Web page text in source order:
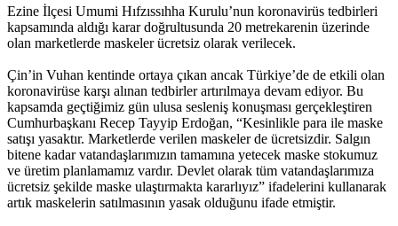
Ezine İlçesi Umumi Hıfzıssıhha Kurulu’nun koronavirüs tedbirleri
kapsamında aldığı karar doğrultusunda 20 metrekarenin üzerinde
olan marketlerde maskeler ücretsiz olarak verilecek.
Çin’in Vuhan kentinde ortaya çıkan ancak Türkiye’de de etkili olan
koronavirüse karşı alınan tedbirler artırılmaya devam ediyor. Bu
kapsamda geçtiğimiz gün ulusa sesleniş konuşması gerçekleştiren
Cumhurbaşkanı Recep Tayyip Erdoğan, “Kesinlikle para ile maske
satışı yasaktır. Marketlerde verilen maskeler de ücretsizdir. Salgın
bitene kadar vatandaşlarımızın tamamına yetecek maske stokumuz
ve üretim planlamamız vardır. Devlet olarak tüm vatandaşlarımıza
ücretsiz şekilde maske ulaştırmakta kararlıyız” ifadelerini kullanarak
artık maskelerin satılmasının yasak olduğunu ifade etmiştir.